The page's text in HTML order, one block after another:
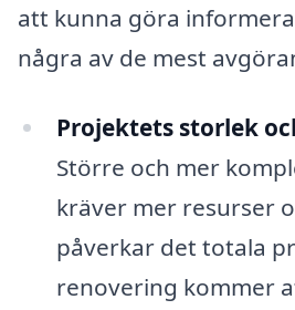
att kunna göra
några av de mest
Projektets storlek
Större och mer
kräver mer resurser
påverkar det totala
renovering kommer